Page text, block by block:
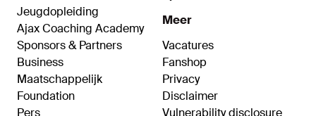
Jeugdopleiding
Ajax Coaching Academy
Sponsors & Partners
Business
Maatschappelijk
Foundation
Pers
Meer
Vacatures
Fanshop
Privacy
Disclaimer
Vulnerability disclosure